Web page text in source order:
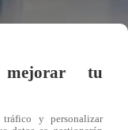
mejorar tu
y personalizar